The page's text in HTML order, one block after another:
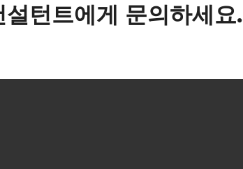
턴트에게 문의하세요.